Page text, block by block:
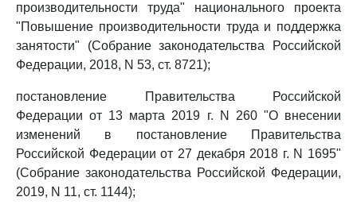
производительности труда" национального проекта
"Повышение производительности труда и поддержка
занятости" (Собрание законодательства Российской
Федерации, 2018, N 53, ст. 8721);
постановление Правительства Российской
Федерации от 13 марта 2019 г. N 260 "О внесении
изменений в постановление Правительства
Российской Федерации от 27 декабря 2018 г. N 1695"
(Собрание законодательства Российской Федерации,
2019, N 11, ст. 1144);